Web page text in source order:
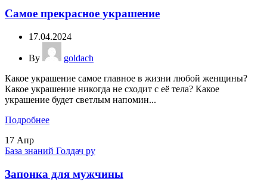
Самое прекрасное украшение
17.04.2024
By
goldach
Какое украшение самое главное в жизни любой женщины?
Какое украшение никогда не сходит с её тела? Какое
украшение будет светлым напомин...
Подробнее
17 Апр
База знаний Голдач ру
Запонка для мужчины